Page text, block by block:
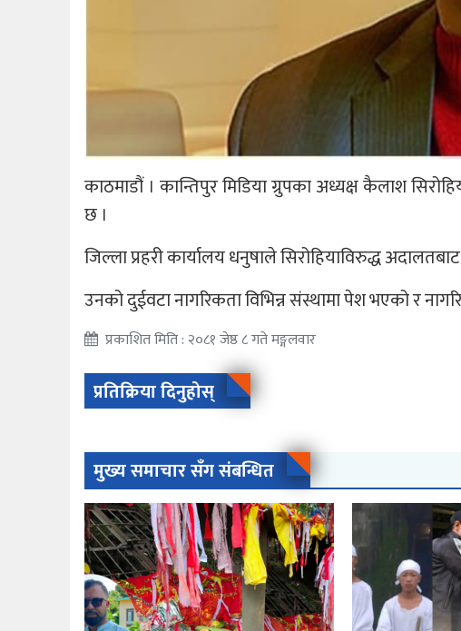
काठमाडौं । कान्तिपुर मिडिया ग्रुपका अध्यक्ष कैलाश
छ ।
जिल्ला प्रहरी कार्यालय धनुषाले सिरोहियाविरुद्ध अदालतबाट
उनको दुईवटा नागरिकता विभिन्न संस्थामा पेश भएको र
प्रकाशित मिति : २०८१ जेष्ठ ८ गते मङ्गलवार
प्रतिक्रिया दिनुहोस्
मुख्य समाचार सँग संबन्धित